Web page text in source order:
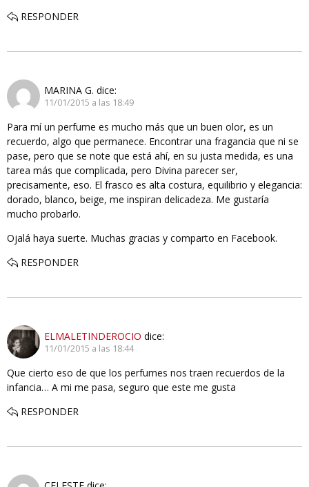
RESPONDER
MARINA G. dice:
11/01/2015 a las 18:49
Para mí un perfume es mucho más que un buen olor, es un
recuerdo, algo que permanece. Encontrar una fragancia que ni se
pase, pero que se note que está ahí, en su justa medida, es una
tarea más que complicada, pero Divina parecer ser,
precisamente, eso. El frasco es alta costura, equilibrio y elegancia:
dorado, blanco, beige, me inspiran delicadeza. Me gustaría
mucho probarlo.
Ojalá haya suerte. Muchas gracias y comparto en Facebook.
RESPONDER
ELMALETINDEROCIO dice:
11/01/2015 a las 18:44
Que cierto eso de que los perfumes nos traen recuerdos de la
infancia… A mi me pasa, seguro que este me gusta
RESPONDER